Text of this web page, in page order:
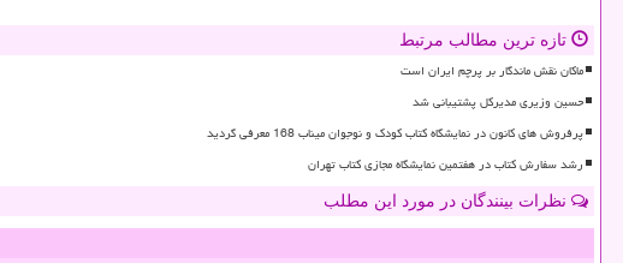
تازه ترین مطالب مرتبط
ماکان نقش ماندگار بر پرچم ایران است
حسین وزیری مدیرکل پشتیبانی شد
پرفروش های کانون در نمایشگاه کتاب کودک و نوجوان میناب 168 معرفی گردید
رشد سفارش کتاب در هفتمین نمایشگاه مجازی کتاب تهران
نظرات بینندگان در مورد این مطلب